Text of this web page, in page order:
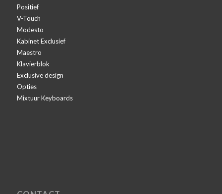
Positief
V-Touch
Modesto
Kabinet Exclusief
Maestro
Klavierblok
Exclusive design
Opties
Mixtuur Keyboards